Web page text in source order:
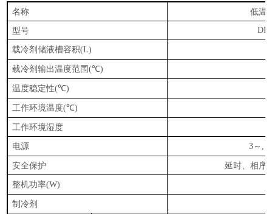
名称
低温
型号
载冷剂储液槽容积(L)
载冷剂输出温度范围(℃)
温度稳定性(℃)
工作环境温度(℃)
工作环境湿度
电源
3 ～ ,
安全保护
延时、相序
整机功率(W)
制冷剂